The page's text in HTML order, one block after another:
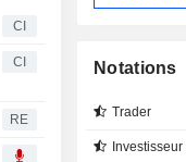
CI
CI
RE
Notations
Trader
Investisseur